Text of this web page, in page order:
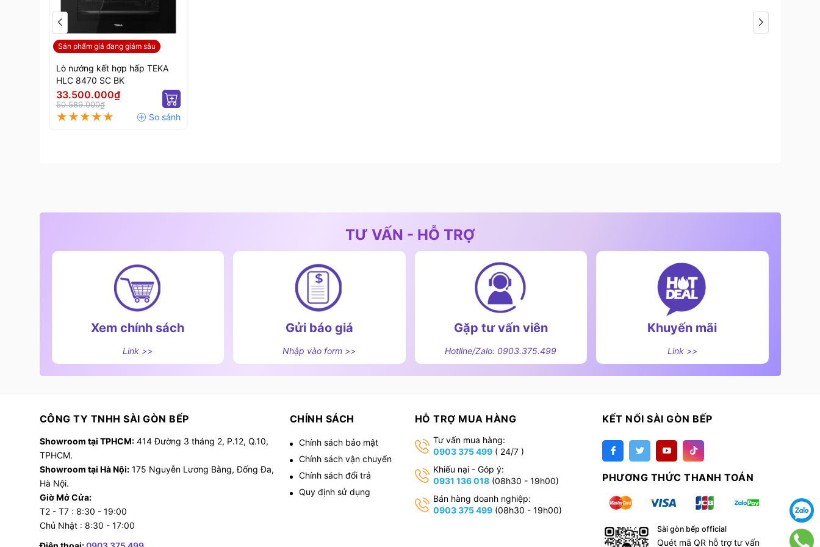
lò nướng Teka HLC 8470 SC BK còn
trang bị đa chức năng nướng khác nhau cùng vô số tiện ích hỗ trợ người dùng.
2.1 Chế độ nướng của sản phẩm
- Nướng thanh nhiệt trên + dưới
- Nướng thanh nhiệt dưới cao
- Nướng truyền thống
- Nướng lửa lớn Maxi
Sản phẩm giá đang giảm sâu
Lò nướng kết hợp hấp TEKA
HLC 8470 SC BK
33.500.000₫
50.589.000₫
TƯ VẤN - HỖ TRỢ
Xem chính sách
Link >>
Gửi báo giá
Nhập vào form >>
Gặp tư vấn viên
Hotline/Zalo: 0903.375.499
Khuyến mãi
Link >>
CÔNG TY TNHH SÀI GÒN BẾP
Showroom tại TPHCM:414 Đường 3 tháng 2, P.12, Q.10,
TPHCM.
Showroom tại Hà Nội:175 Nguyễn Lương Bằng, Đống Đa,
Hà Nội.
Giờ Mở Cửa:
T2 - T7 : 8:30 - 19:00
Chủ Nhật : 8:30 - 17:00
CHÍNH SÁCH
Chính sách bảo mật
Chính sách vận chuyển
Chính sách đổi trả
Quy định sử dụng
HỖ TRỢ MUA HÀNG
Tư vấn mua hàng:
0903 375 499( 24/7 )
Khiếu nại - Góp ý:
0931 136 018(08h30 - 19h00)
Bán hàng doanh nghiệp:
0903 375 499(08h30 - 19h00)
KẾT NỐI SÀI GÒN BẾP
PHƯƠNG THỨC THANH TOÁN
Sài gòn bếp official
Quét mã QR hỗ trợ tư vấn